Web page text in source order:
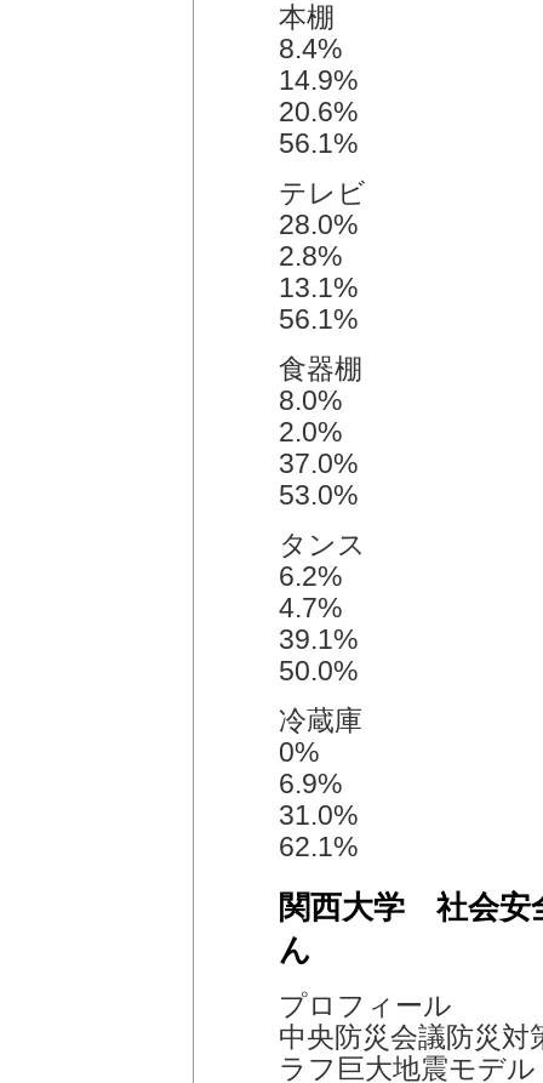
本棚
8.4%
14.9%
20.6%
56.1%
テレビ
28.0%
2.8%
13.1%
56.1%
食器棚
8.0%
2.0%
37.0%
53.0%
タンス
6.2%
4.7%
39.1%
50.0%
冷蔵庫
0%
6.9%
31.0%
62.1%
関西大学 社会安
ん
プロフィール
中央防災会議防災対
ラフ巨大地震モデ